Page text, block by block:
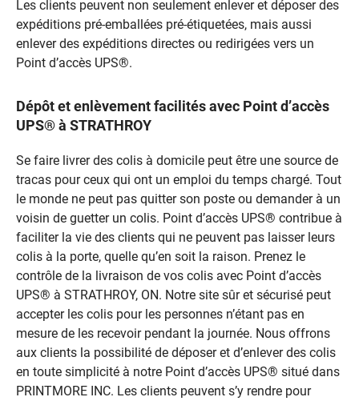
Les clients peuvent non seulement enlever et déposer des
expéditions pré-emballées pré-étiquetées, mais aussi
enlever des expéditions directes ou redirigées vers un
Point d’accès UPS®.
Dépôt et enlèvement facilités avec Point d’accès
UPS® à STRATHROY
Se faire livrer des colis à domicile peut être une source de
tracas pour ceux qui ont un emploi du temps chargé. Tout
le monde ne peut pas quitter son poste ou demander à un
voisin de guetter un colis. Point d’accès UPS® contribue à
faciliter la vie des clients qui ne peuvent pas laisser leurs
colis à la porte, quelle qu’en soit la raison. Prenez le
contrôle de la livraison de vos colis avec Point d’accès
UPS® à STRATHROY, ON. Notre site sûr et sécurisé peut
accepter les colis pour les personnes n’étant pas en
mesure de les recevoir pendant la journée. Nous offrons
aux clients la possibilité de déposer et d’enlever des colis
en toute simplicité à notre Point d’accès UPS® situé dans
PRINTMORE INC. Les clients peuvent s’y rendre pour